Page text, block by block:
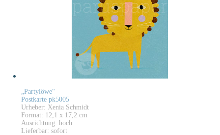
„Partylöwe“
Postkarte pk5005
Urheber: Xenia Schmidt
Format: 12,1 x 17,2 cm
Ausrichtung: hoch
Lieferbar: sofort